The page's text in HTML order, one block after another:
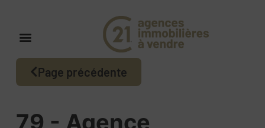
Page précédente
79 - Agence